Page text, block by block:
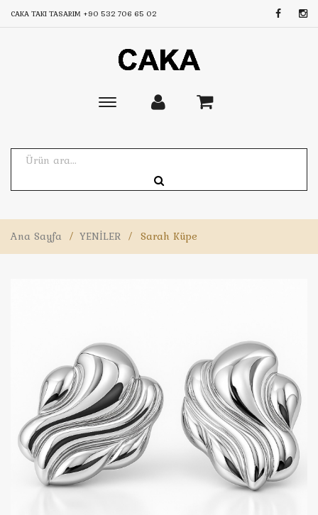
CAKA TAKI TASARIM +90 532 706 65 02
Toggle
Ana Sayfa / YENİLER / Sarah Küpe